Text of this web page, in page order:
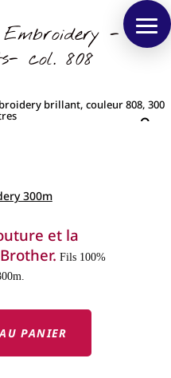
-
col. 808
300m
et la
Fils 100%
PANIER